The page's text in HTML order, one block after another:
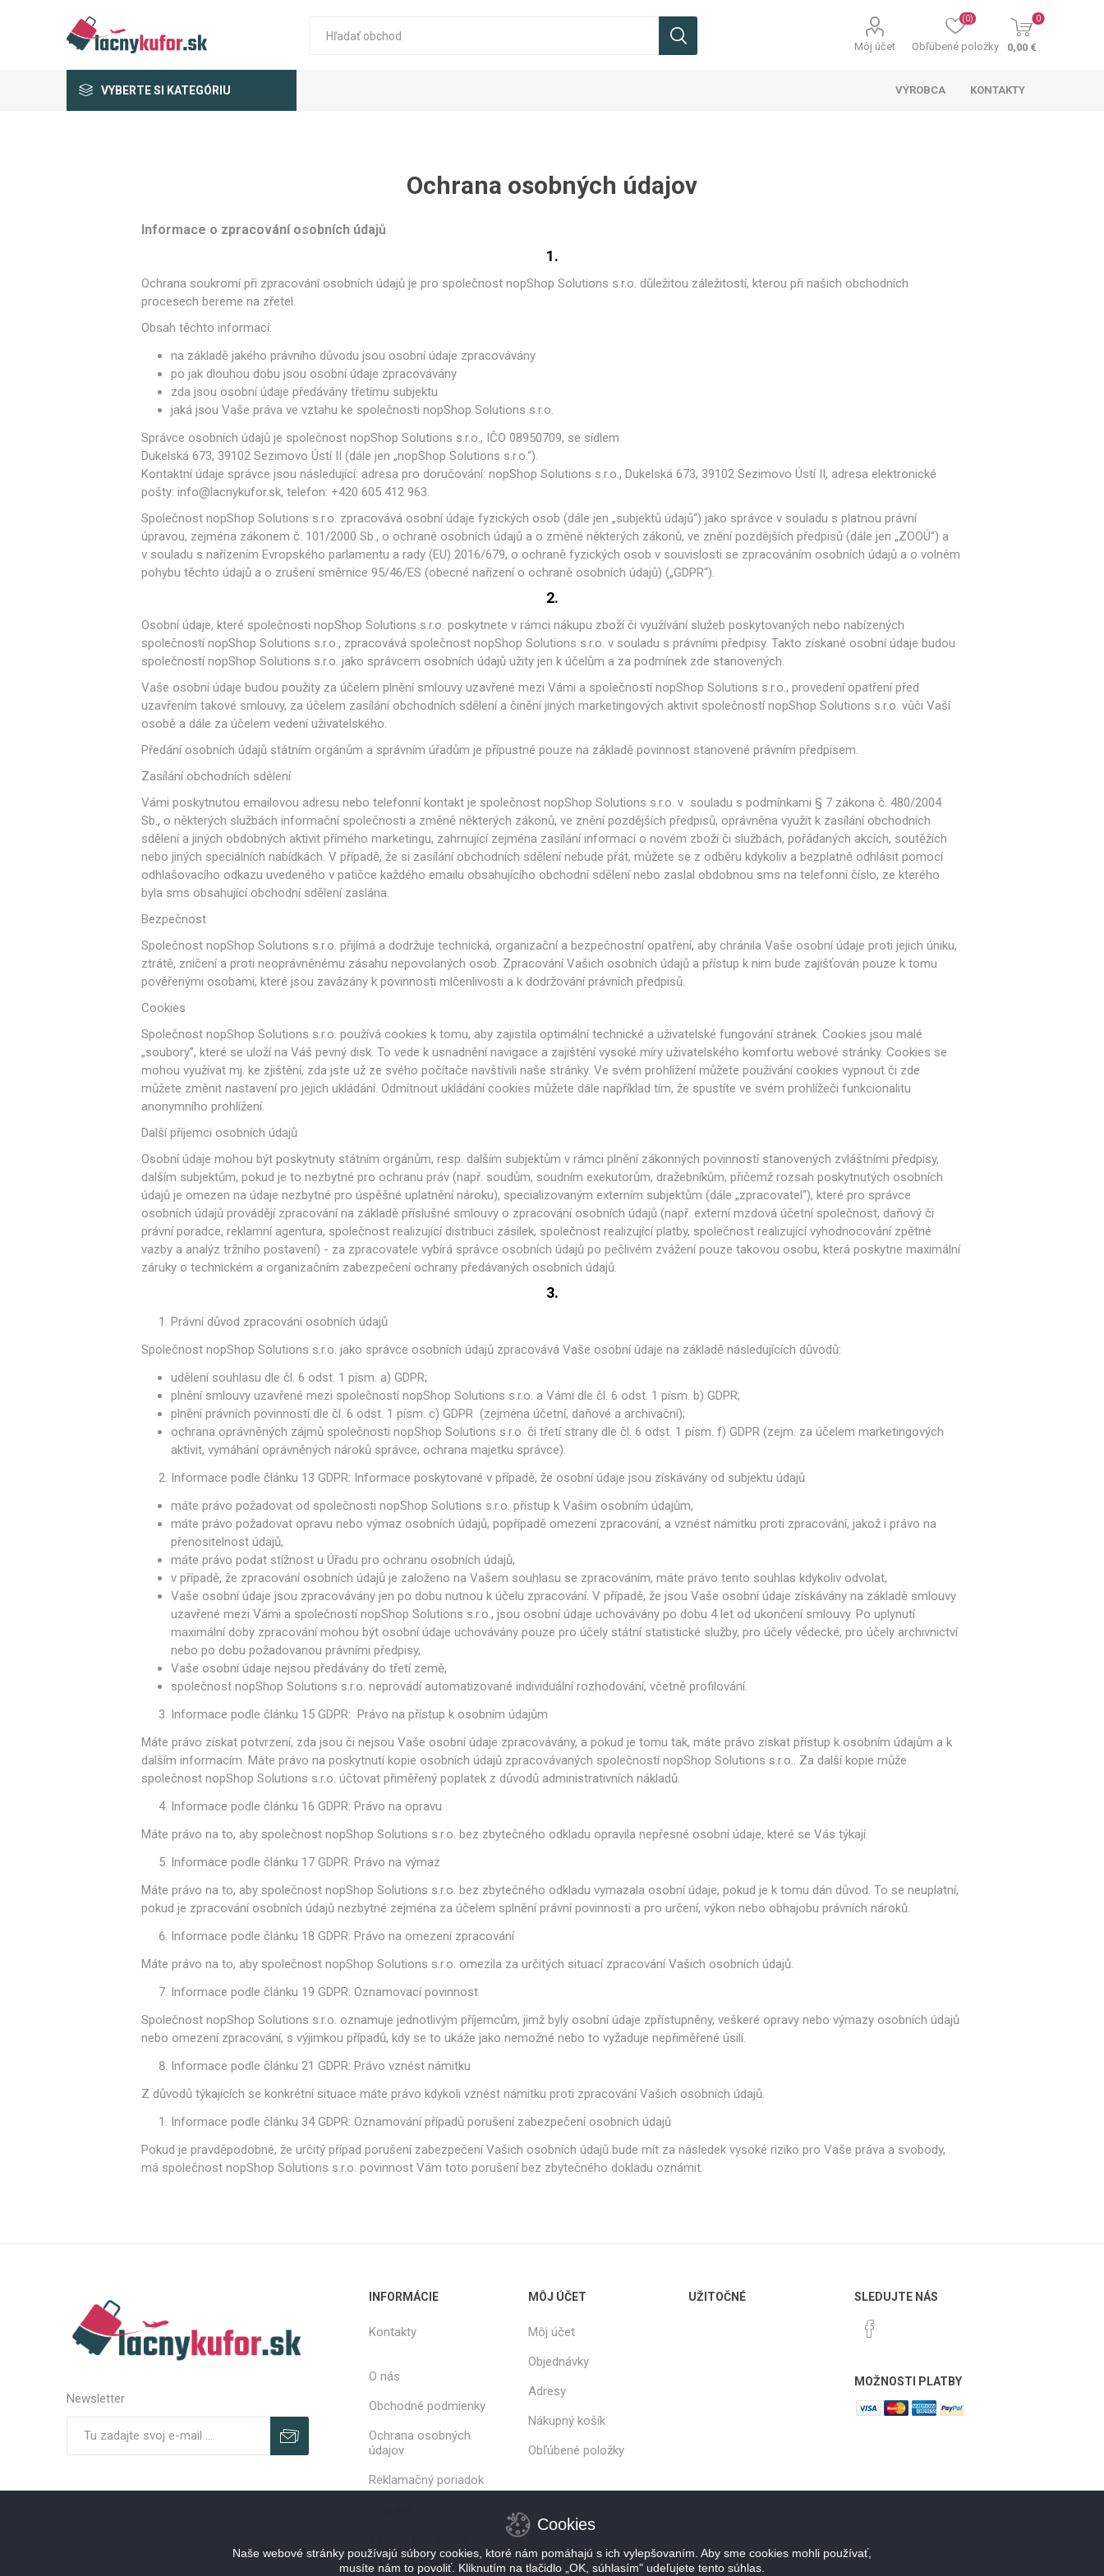
Môj účet Obľúbené položky
(0) 0
0,00 €
VYBERTE SI KATEGÓRIU VÝROBCA KONTAKTY
Ochrana osobných údajov
Informace o zpracování osobních údajů
1.
Ochrana soukromí při zpracování osobních údajů je pro společnost nopShop Solutions s.r.o. důležitou záležitostí, kterou při našich obchodních
procesech bereme na zřetel.
Obsah těchto informací:
na základě jakého právního důvodu jsou osobní údaje zpracovávány
po jak dlouhou dobu jsou osobní údaje zpracovávány
zda jsou osobní údaje předávány třetímu subjektu
jaká jsou Vaše práva ve vztahu ke společnosti nopShop Solutions s.r.o.
Správce osobních údajů je společnost nopShop Solutions s.r.o., IČO 08950709, se sídlem
Dukelská 673, 39102 Sezimovo Ústí II (dále jen „nopShop Solutions s.r.o.“).
Kontaktní údaje správce jsou následující: adresa pro doručování: nopShop Solutions s.r.o., Dukelská 673, 39102 Sezimovo Ústí II, adresa elektronické
pošty: info@lacnykufor.sk, telefon: +420 605 412 963.
Společnost nopShop Solutions s.r.o. zpracovává osobní údaje fyzických osob (dále jen „subjektů údajů“) jako správce v souladu s platnou právní
úpravou, zejména zákonem č. 101/2000 Sb., o ochraně osobních údajů a o změně některých zákonů, ve znění pozdějších předpisů (dále jen „ZOOÚ“) a
v souladu s nařízením Evropského parlamentu a rady (EU) 2016/679, o ochraně fyzických osob v souvislosti se zpracováním osobních údajů a o volném
pohybu těchto údajů a o zrušení směrnice 95/46/ES (obecné nařízení o ochraně osobních údajů) („GDPR“).
2.
Osobní údaje, které společnosti nopShop Solutions s.r.o. poskytnete v rámci nákupu zboží či využívání služeb poskytovaných nebo nabízených
společností nopShop Solutions s.r.o., zpracovává společnost nopShop Solutions s.r.o. v souladu s právními předpisy. Takto získané osobní údaje budou
společností nopShop Solutions s.r.o. jako správcem osobních údajů užity jen k účelům a za podmínek zde stanovených.
Vaše osobní údaje budou použity za účelem plnění smlouvy uzavřené mezi Vámi a společností nopShop Solutions s.r.o., provedení opatření před
uzavřením takové smlouvy, za účelem zasílání obchodních sdělení a činění jiných marketingových aktivit společností nopShop Solutions s.r.o. vůči Vaší
osobě a dále za účelem vedení uživatelského.
Předání osobních údajů státním orgánům a správním úřadům je přípustné pouze na základě povinnost stanovené právním předpisem.
Zasílání obchodních sdělení
Vámi poskytnutou emailovou adresu nebo telefonní kontakt je společnost nopShop Solutions s.r.o. v souladu s podmínkami § 7 zákona č. 480/2004
Sb., o některých službách informační společnosti a změně některých zákonů, ve znění pozdějších předpisů, oprávněna využít k zasílání obchodních
sdělení a jiných obdobných aktivit přímého marketingu, zahrnující zejména zasílání informací o novém zboží či službách, pořádaných akcích, soutěžích
nebo jiných speciálních nabídkách. V případě, že si zasílání obchodních sdělení nebude přát, můžete se z odběru kdykoliv a bezplatně odhlásit pomocí
odhlašovacího odkazu uvedeného v patičce každého emailu obsahujícího obchodní sdělení nebo zaslal obdobnou sms na telefonní číslo, ze kterého
byla sms obsahující obchodní sdělení zaslána.
Bezpečnost
Společnost nopShop Solutions s.r.o. přijímá a dodržuje technická, organizační a bezpečnostní opatření, aby chránila Vaše osobní údaje proti jejich úniku,
ztrátě, zničení a proti neoprávněnému zásahu nepovolaných osob. Zpracování Vašich osobních údajů a přístup k nim bude zajišťován pouze k tomu
pověřenými osobami, které jsou zavázány k povinnosti mlčenlivosti a k dodržování právních předpisů.
Cookies
Společnost nopShop Solutions s.r.o. používá cookies k tomu, aby zajistila optimální technické a uživatelské fungování stránek. Cookies jsou malé
„soubory”, které se uloží na Váš pevný disk. To vede k usnadnění navigace a zajištění vysoké míry uživatelského komfortu webové stránky. Cookies se
mohou využívat mj. ke zjištění, zda jste už ze svého počítače navštívili naše stránky. Ve svém prohlížení můžete používání cookies vypnout či zde
můžete změnit nastavení pro jejich ukládání. Odmítnout ukládání cookies můžete dále například tím, že spustíte ve svém prohlížeči funkcionalitu
anonymního prohlížení.
Další příjemci osobních údajů
Osobní údaje mohou být poskytnuty státním orgánům, resp. dalším subjektům v rámci plnění zákonných povinností stanovených zvláštními předpisy,
dalším subjektům, pokud je to nezbytné pro ochranu práv (např. soudům, soudním exekutorům, dražebníkům, přičemž rozsah poskytnutých osobních
údajů je omezen na údaje nezbytné pro úspěšné uplatnění nároku), specializovaným externím subjektům (dále „zpracovatel"), které pro správce
osobních údajů provádějí zpracování na základě příslušné smlouvy o zpracování osobních údajů (např. externí mzdová účetní společnost, daňový či
právní poradce, reklamní agentura, společnost realizující distribuci zásilek, společnost realizující platby, společnost realizující vyhodnocování zpětné
vazby a analýz tržního postavení) - za zpracovatele vybírá správce osobních údajů po pečlivém zvážení pouze takovou osobu, která poskytne maximální
záruky o technickém a organizačním zabezpečení ochrany předávaných osobních údajů.
3.
Právní důvod zpracování osobních údajů
Společnost nopShop Solutions s.r.o. jako správce osobních údajů zpracovává Vaše osobní údaje na základě následujících důvodů:
udělení souhlasu dle čl. 6 odst. 1 písm. a) GDPR;
plnění smlouvy uzavřené mezi společností nopShop Solutions s.r.o. a Vámi dle čl. 6 odst. 1 písm. b) GDPR;
plnění právních povinností dle čl. 6 odst. 1 písm. c) GDPR (zejména účetní, daňové a archivační);
ochrana oprávněných zájmů společnosti nopShop Solutions s.r.o. či třetí strany dle čl. 6 odst. 1 písm. f) GDPR (zejm. za účelem marketingových
aktivit, vymáhání oprávněných nároků správce, ochrana majetku správce).
Informace podle článku 13 GDPR: Informace poskytované v případě, že osobní údaje jsou získávány od subjektu údajů
máte právo požadovat od společnosti nopShop Solutions s.r.o. přístup k Vašim osobním údajům,
máte právo požadovat opravu nebo výmaz osobních údajů, popřípadě omezení zpracování, a vznést námitku proti zpracování, jakož i právo na
přenositelnost údajů,
máte právo podat stížnost u Úřadu pro ochranu osobních údajů,
v případě, že zpracování osobních údajů je založeno na Vašem souhlasu se zpracováním, máte právo tento souhlas kdykoliv odvolat,
Vaše osobní údaje jsou zpracovávány jen po dobu nutnou k účelu zpracování. V případě, že jsou Vaše osobní údaje získávány na základě smlouvy
uzavřené mezi Vámi a společností nopShop Solutions s.r.o., jsou osobní údaje uchovávány po dobu 4 let od ukončení smlouvy. Po uplynutí
maximální doby zpracování mohou být osobní údaje uchovávány pouze pro účely státní statistické služby, pro účely vědecké, pro účely archivnictví
nebo po dobu požadovanou právními předpisy,
Vaše osobní údaje nejsou předávány do třetí země,
společnost nopShop Solutions s.r.o. neprovádí automatizované individuální rozhodování, včetně profilování.
Informace podle článku 15 GDPR: Právo na přístup k osobním údajům
Máte právo získat potvrzení, zda jsou či nejsou Vaše osobní údaje zpracovávány, a pokud je tomu tak, máte právo získat přístup k osobním údajům a k
dalším informacím. Máte právo na poskytnutí kopie osobních údajů zpracovávaných společností nopShop Solutions s.r.o.. Za další kopie může
společnost nopShop Solutions s.r.o. účtovat přiměřený poplatek z důvodů administrativních nákladů.
Informace podle článku 16 GDPR: Právo na opravu
Máte právo na to, aby společnost nopShop Solutions s.r.o. bez zbytečného odkladu opravila nepřesné osobní údaje, které se Vás týkají.
Informace podle článku 17 GDPR: Právo na výmaz
Máte právo na to, aby společnost nopShop Solutions s.r.o. bez zbytečného odkladu vymazala osobní údaje, pokud je k tomu dán důvod. To se neuplatní,
pokud je zpracování osobních údajů nezbytné zejména za účelem splnění právní povinnosti a pro určení, výkon nebo obhajobu právních nároků.
Informace podle článku 18 GDPR: Právo na omezení zpracování
Máte právo na to, aby společnost nopShop Solutions s.r.o. omezila za určitých situací zpracování Vašich osobních údajů.
Informace podle článku 19 GDPR: Oznamovací povinnost
Společnost nopShop Solutions s.r.o. oznamuje jednotlivým příjemcům, jimž byly osobní údaje zpřístupněny, veškeré opravy nebo výmazy osobních údajů
nebo omezení zpracování, s výjimkou případů, kdy se to ukáže jako nemožné nebo to vyžaduje nepřiměřené úsilí.
Informace podle článku 21 GDPR: Právo vznést námitku
Z důvodů týkajících se konkrétní situace máte právo kdykoli vznést námitku proti zpracování Vašich osobních údajů.
Informace podle článku 34 GDPR: Oznamování případů porušení zabezpečení osobních údajů
Pokud je pravděpodobné, že určitý případ porušení zabezpečení Vašich osobních údajů bude mít za následek vysoké riziko pro Vaše práva a svobody,
má společnost nopShop Solutions s.r.o. povinnost Vám toto porušení bez zbytečného dokladu oznámit.
Newsletter
INFORMÁCIE
Kontakty
O nás
Obchodné podmienky
Ochrana osobných
údajov
Reklamačný poriadok
súborov cookie
MÔJ ÚČET
Môj účet
Objednávky
Adresy
Nákupný košík
Obľúbené položky
UŽITOČNÉ SLEDUJTE NÁS
MOŽNOSTI PLATBY
Cookies
Naše webové stránky používajú súbory cookies, ktoré nám pomáhajú s ich vylepšovaním. Aby sme cookies mohli používať,
musíte nám to povoliť. Kliknutím na tlačidlo „OK, súhlasím" udeľujete tento súhlas.